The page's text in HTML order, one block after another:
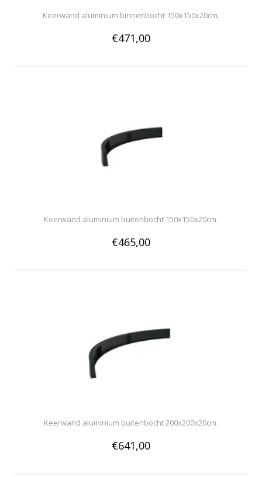
Keerwand aluminium binnenbocht 150x150x20cm.
€471,00
Keerwand aluminium buitenbocht 150x150x20cm.
€465,00
Keerwand aluminium buitenbocht 200x200x20cm.
€641,00